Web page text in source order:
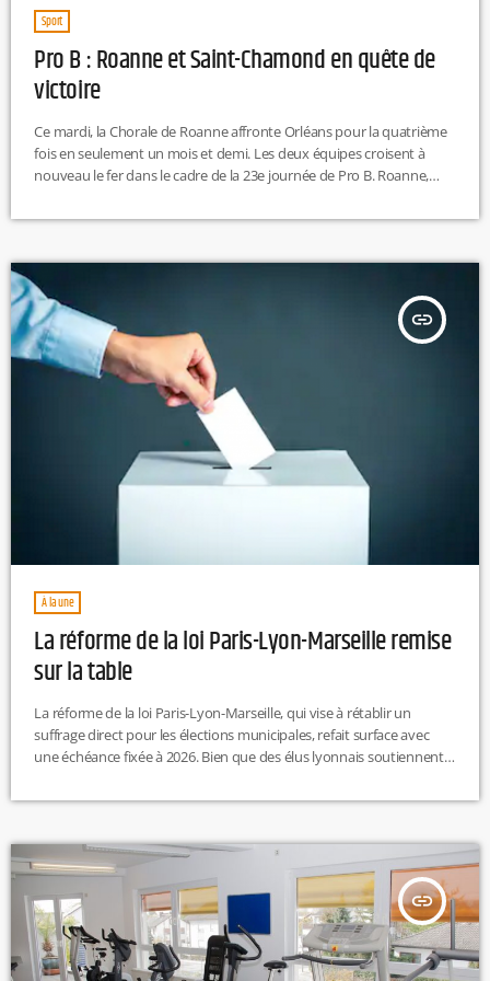
Sport
Pro B : Roanne et Saint-Chamond en quête de
victoire
Ce mardi, la Chorale de Roanne affronte Orléans pour la quatrième
fois en seulement un mois et demi. Les deux équipes croisent à
nouveau le fer dans le cadre de la 23e journée de Pro B. Roanne,
Loiret, tentera de revenir à hauteur au classement. Dans un autre
Alsace. […]
insert_link
À la une
La réforme de la loi Paris-Lyon-Marseille remise
sur la table
La réforme de la loi Paris-Lyon-Marseille, qui vise à rétablir un
suffrage direct pour les élections municipales, refait surface avec
une échéance fixée à 2026. Bien que des élus lyonnais soutiennent
scrutins se chevaucheraient, compliquent sa mise en œuvre. Si la
envisagé pour éviter un chaos électoral. EP
insert_link